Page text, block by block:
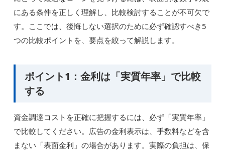
にある条件を正しく理解し、比較検討することが不可欠で
す。ここでは、後悔しない選択のために必ず確認すべき5
つの比較ポイントを、要点を絞って解説します。
ポイント1：金利は「実質年率」で比較
する
資金調達コストを正確に把握するには、必ず「実質年率」
で比較してください。広告の金利表示は、手数料などを含
まない「表面金利」の場合があります。実際の負担は、保